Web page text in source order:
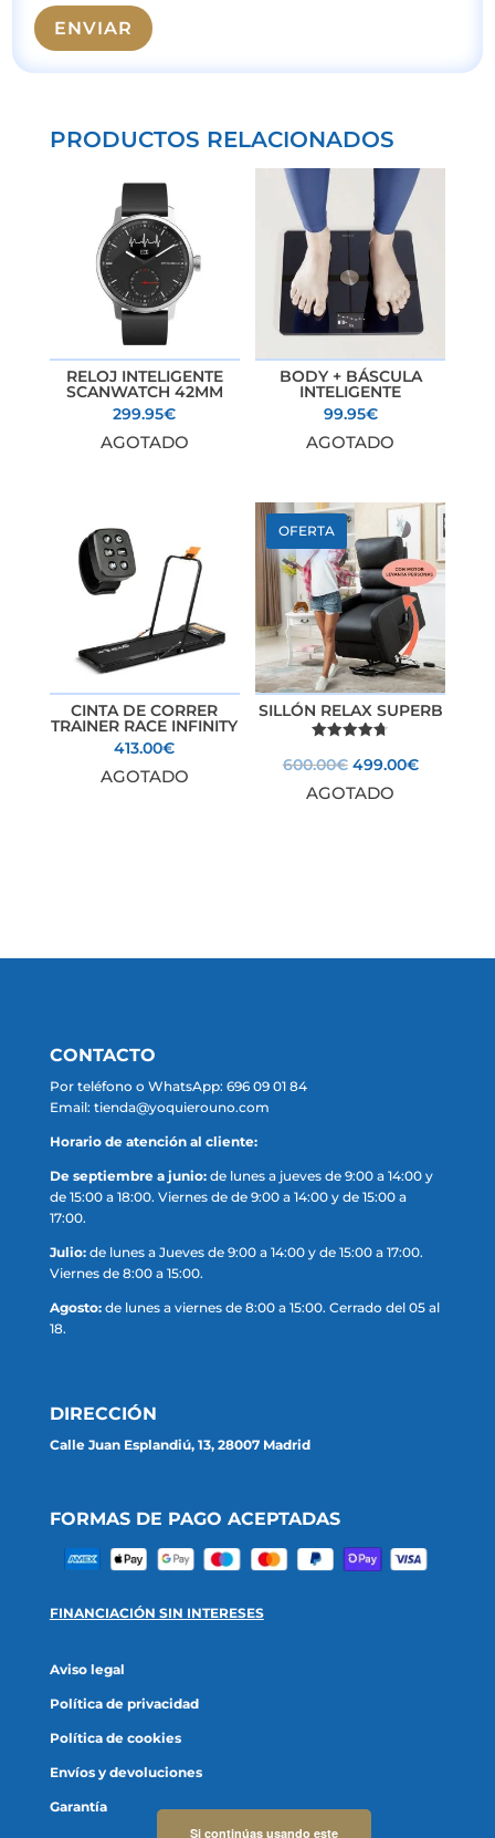
ENVIAR
PRODUCTOS RELACIONADOS
RELOJ INTELIGENTE
SCANWATCH 42MM
299.95€
AGOTADO
BODY + BÁSCULA
INTELIGENTE
99.95€
AGOTADO
CINTA DE CORRER
TRAINER RACE INFINITY
413.00€
AGOTADO
OFERTA
SILLÓN RELAX SUPERB
con
de 5
600.00€ El
precio
499.00€El
AGOTADO
CONTACTO
Por teléfono o WhatsApp: 696 09 01 84
Email: tienda@yoquierouno.com
Horario de atención al cliente:
De septiembre a junio: de lunes a jueves de 9:00 a 14:00 y
de 15:00 a 18:00. Viernes de de 9:00 a 14:00 y de 15:00 a
17:00.
Julio: de lunes a Jueves de 9:00 a 14:00 y de 15:00 a 17:00.
Viernes de 8:00 a 15:00.
Agosto: de lunes a viernes de 8:00 a 15:00. Cerrado del 05 al
18.
DIRECCIÓN
Calle Juan Esplandiú, 13, 28007 Madrid
FORMAS DE PAGO ACEPTADAS
FINANCIACIÓN SIN INTERESES
Aviso legal
Política de privacidad
Política de cookies
Envíos y devoluciones
Garantía
Si continúas usando este